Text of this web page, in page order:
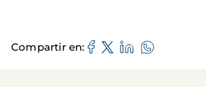
Compartir en